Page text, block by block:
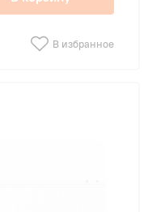
В избранное